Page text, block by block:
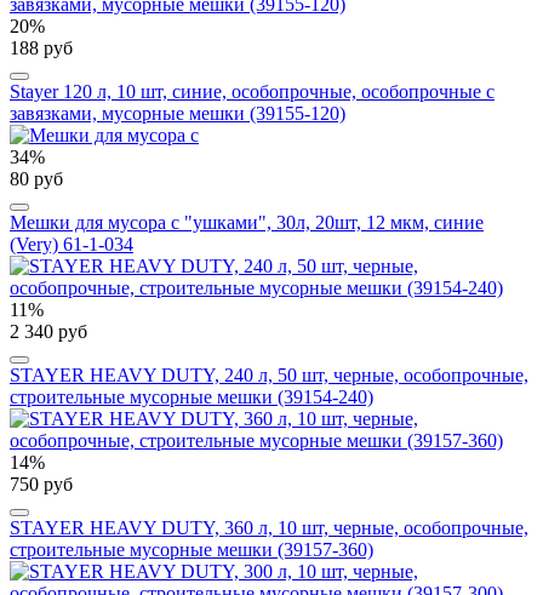
20%
188 руб
Stayer 120 л, 10 шт, синие, особопрочные, особопрочные с
завязками, мусорные мешки (39155-120)
34%
80 руб
Мешки для мусора с "ушками", 30л, 20шт, 12 мкм, синие
(Very) 61-1-034
11%
2 340 руб
STAYER HEAVY DUTY, 240 л, 50 шт, черные, особопрочные,
строительные мусорные мешки (39154-240)
14%
750 руб
STAYER HEAVY DUTY, 360 л, 10 шт, черные, особопрочные,
строительные мусорные мешки (39157-360)